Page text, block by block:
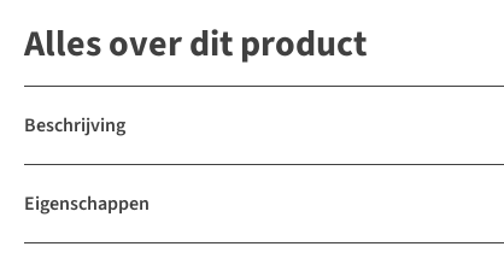
Alles over dit product
Beschrijving
Eigenschappen